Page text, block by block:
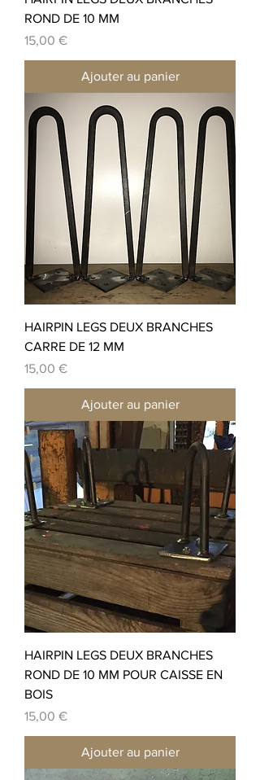
ROND DE 10 MM
Prix
15,00 €
Ajouter au panier
HAIRPIN LEGS DEUX BRANCHES
CARRE DE 12 MM
Prix
15,00 €
Ajouter au panier
HAIRPIN LEGS DEUX BRANCHES
ROND DE 10 MM POUR CAISSE EN
BOIS
Prix
15,00 €
Ajouter au panier